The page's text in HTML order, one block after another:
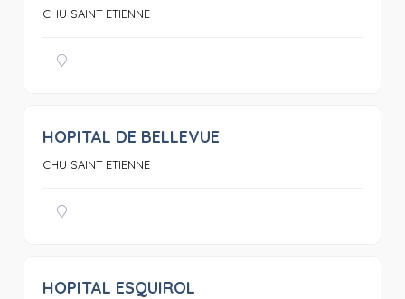
CHU SAINT ETIENNE
HOPITAL DE BELLEVUE
CHU SAINT ETIENNE
HOPITAL ESQUIROL